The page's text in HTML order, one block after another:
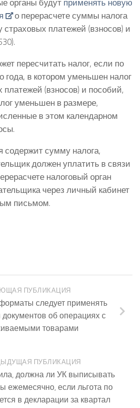
о перерасчете суммы налога
страховых платежей (взносов) и
пересчитать налог, если по
года, в котором уменьшен налог
(взносов) и пособий,
уменьшен в размере,
в этом календарном
сумму налога,
должен уплатить в связи
налоговый орган
через личный кабинет
письмом.
ПУБЛИКАЦИЯ
следует применять
об операциях с
товарами
ПУБЛИКАЦИЯ
должна ли УК выписывать
ежемесячно, если льгота по
в декларации за квартал